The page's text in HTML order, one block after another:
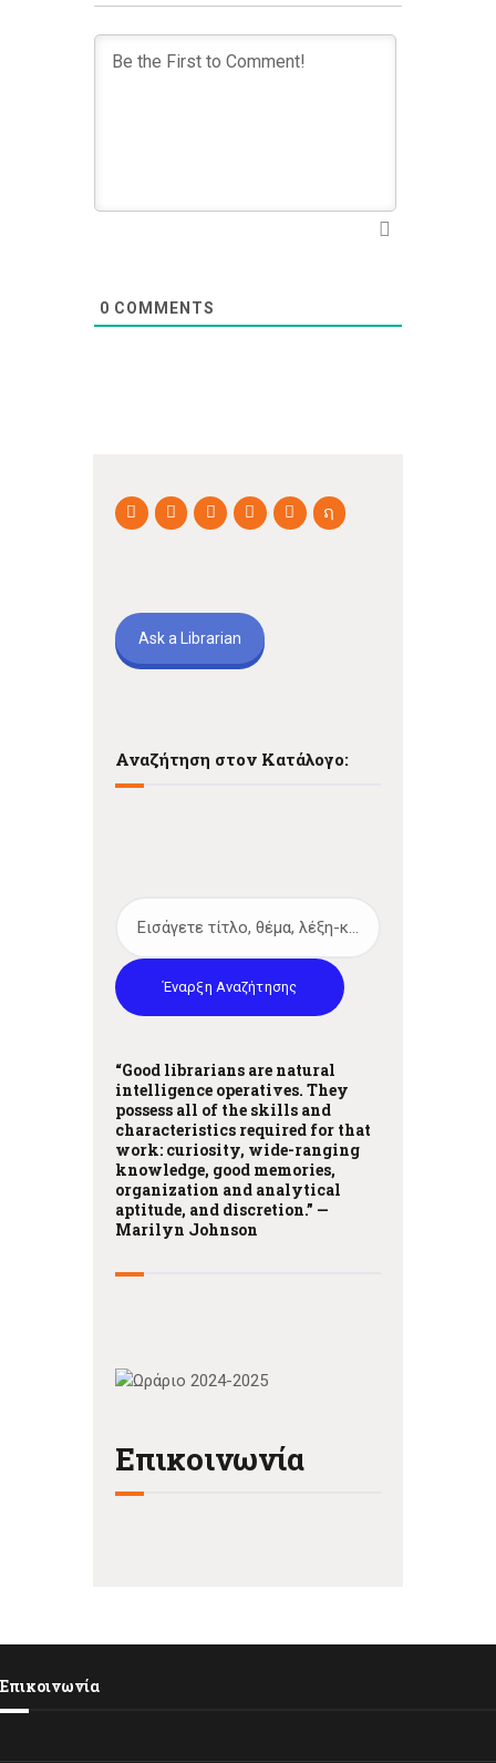
0 COMMENTS
Ask a Librarian
Αναζήτηση στον Κατάλογο:
Έναρξη Αναζήτησης
“Good librarians are natural
intelligence operatives. They
possess all of the skills and
characteristics required for that
work: curiosity, wide-ranging
knowledge, good memories,
organization and analytical
aptitude, and discretion.” —
Marilyn Johnson
Επικοινωνία
Επικοινωνία